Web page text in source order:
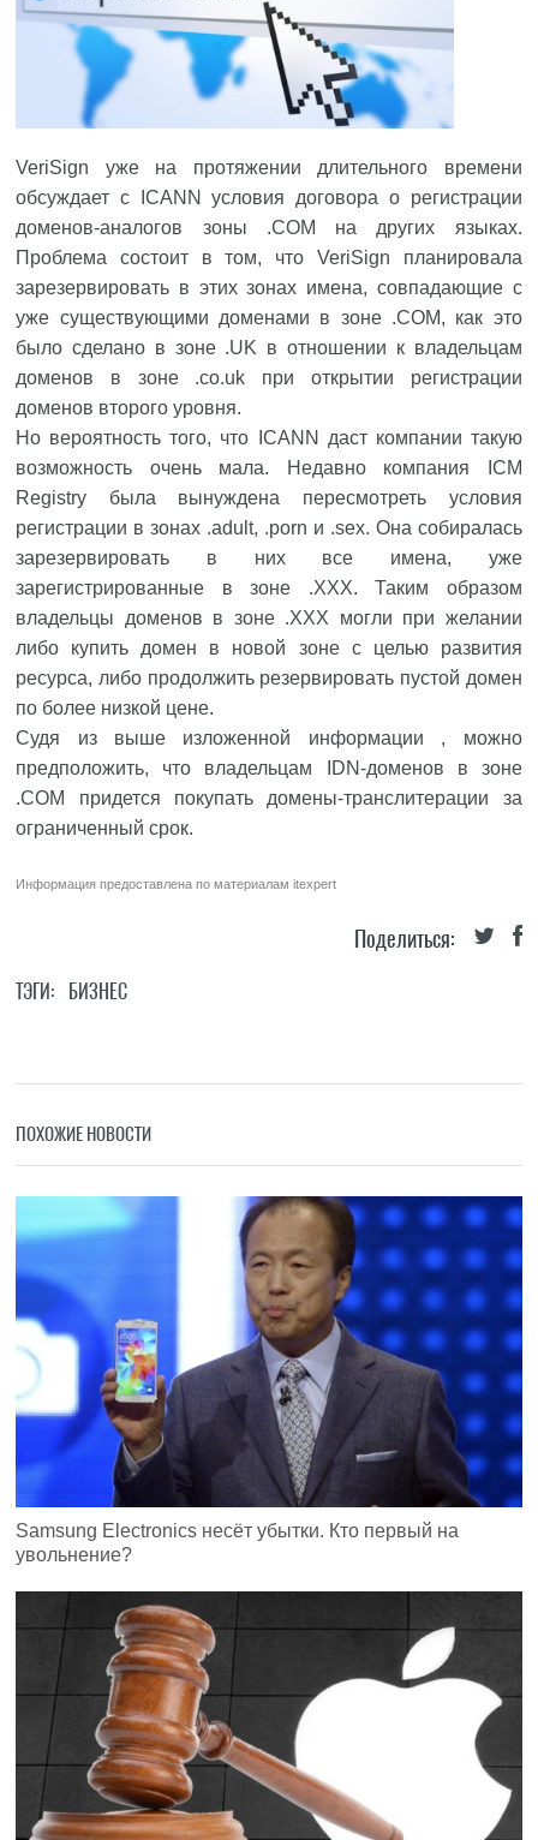
VeriSign уже на протяжении длительного времени
обсуждает с ICANN условия договора о регистрации
доменов-аналогов зоны .COM на других языках.
Проблема состоит в том, что VeriSign планировала
зарезервировать в этих зонах имена, совпадающие с
уже существующими доменами в зоне .COM, как это
было сделано в зоне .UK в отношении к владельцам
доменов в зоне .co.uk при открытии регистрации
доменов второго уровня.
Но вероятность того, что ICANN даст компании такую
возможность очень мала. Недавно компания ICM
Registry была вынуждена пересмотреть условия
регистрации в зонах .adult, .porn и .sex. Она собиралась
зарезервировать в них все имена, уже
зарегистрированные в зоне .XXX. Таким образом
владельцы доменов в зоне .XXX могли при желании
либо купить домен в новой зоне с целью развития
ресурса, либо продолжить резервировать пустой домен
по более низкой цене.
Судя из выше изложенной информации , можно
предположить, что владельцам IDN-доменов в зоне
.COM придется покупать домены-транслитерации за
ограниченный срок.
Информация предоставлена по материаламitexpert
Поделиться:
ТЭГИ: БИЗНЕС
ПОХОЖИЕ НОВОСТИ
Samsung Electronics несёт убытки. Кто первый на
увольнение?